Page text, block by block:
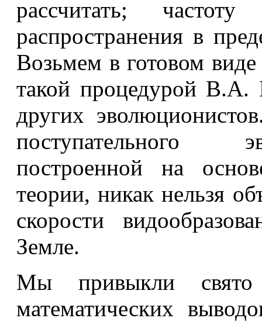
рассчитать;
распространения в
Возьмем в готовом
такой процедурой
других
поступательного
построенной на
теории, никак нельзя
скорости
Земле.
Мы привыкли свято
математических